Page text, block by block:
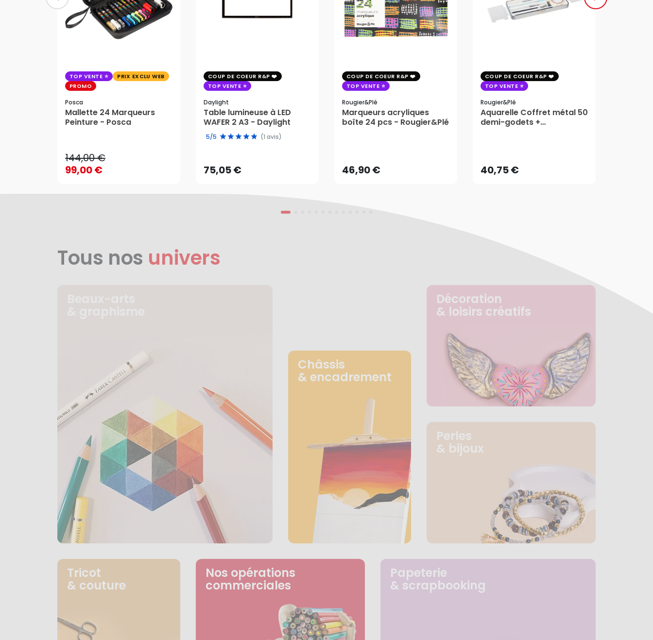
TOP VENTE
PRIX EXCLU WEB
PROMO
Posca
Mallette 24 Marqueurs
Peinture - Posca
144,00 €
99,00 €
144,00 €
AJOUTER AU PANIER
COUP DE COEUR R&P
TOP VENTE
Daylight
Table lumineuse à LED
WAFER 2 A3 - Daylight
5/5 (1 avis)
75,05 €
75,05 €
AJOUTER AU PANIER
COUP DE COEUR R&P
TOP VENTE
Rougier&plé
Marqueurs acryliques
boîte 24 pcs - Rougier&Plé
46,90 €AJOUTER AU PANIER
COUP DE COEUR R&P
TOP VENTE
Rougier&plé
Aquarelle Coffret métal 50
demi-godets +
40,75 €AJOUTER AU PANIER
Tous nos univers
Châssis
& encadrement
Décoration
& loisirs créatifs
Perles
& bijoux
Tricot
& couture
Nos opérations
commerciales
Papeterie
& scrapbooking